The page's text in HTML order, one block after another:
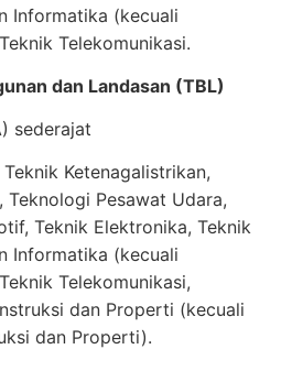
Informatika (kecuali
Telekomunikasi.
dan Landasan (TBL)
sederajat
Teknik Ketenagalistrikan,
Teknologi Pesawat Udara,
Teknik Elektronika, Teknik
Informatika (kecuali
Telekomunikasi,
dan Properti (kecuali
dan Properti).